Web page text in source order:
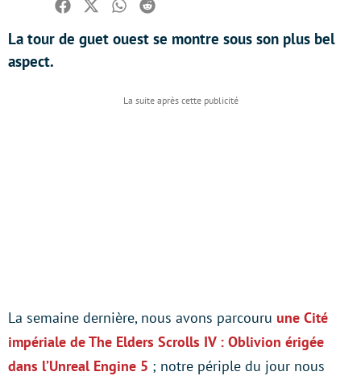
Facebook
TwitterWhatsapp
Reddit
La tour de guet ouest se montre sous son plus bel
aspect.
La semaine dernière, nous avons parcouru une Cité
impériale de The Elders Scrolls IV : Oblivion érigée
dans l’Unreal Engine 5 ; notre périple du jour nous